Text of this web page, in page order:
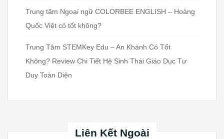
Trung tâm Ngoại ngữ COLORBEE ENGLISH – Hoàng
Quốc Việt có tốt không?
Trung Tâm STEMKey Edu – An Khánh Có Tốt
Không? Review Chi Tiết Hệ Sinh Thái Giáo Dục Tư
Duy Toàn Diện
Liên Kết Ngoài